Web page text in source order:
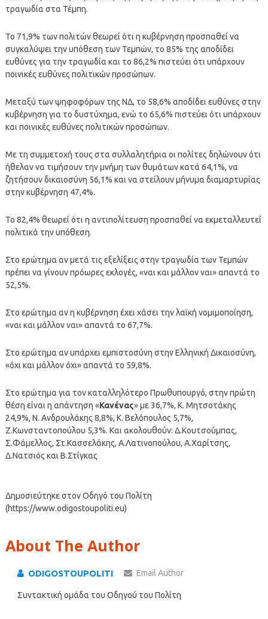
τραγωδία στα Τέμπη.
Το 71,9% των πολιτών θεωρεί ότι η κυβέρνηση προσπαθεί να
συγκαλύψει την υπόθεση των Τεμπών, το 85% της αποδίδει
ευθύνες για την τραγωδία και το 86,2% πιστεύει ότι υπάρχουν
ποινικές ευθύνες πολιτικών προσώπων.
Μεταξύ των ψηφοφόρων της ΝΔ, το 58,6% αποδίδει ευθύνες στην
κυβέρνηση για το δυστύχημα, ενώ το 65,6% πιστεύει ότι υπάρχουν
και ποινικές ευθύνες πολιτικών προσώπων.
Με τη συμμετοχή τους στα συλλαλητήρια οι πολίτες δηλώνουν ότι
ήθελαν να τιμήσουν την μνήμη των θυμάτων κατά 64,1%, να
ζητήσουν δικαιοσύνη 56,1% και να στείλουν μήνυμα διαμαρτυρίας
στην κυβέρνηση 47,4%.
Το 82,4% θεωρεί ότι η αντιπολίτευση προσπαθεί να εκμεταλλευτεί
πολιτικά την υπόθεση.
Στο ερώτημα αν μετά τις εξελίξεις στην τραγωδία των Τεμπών
πρέπει να γίνουν πρόωρες εκλογές, «ναι και μάλλον ναι» απαντά το
52,5%.
Στο ερώτημα αν η κυβέρνηση έχει χάσει την λαϊκή νομιμοποίηση,
«ναι και μάλλον ναι» απαντά το 67,7%.
Στο ερώτημα αν υπάρχει εμπιστοσύνη στην Ελληνική Δικαιοσύνη,
«όχι και μάλλον όχι» απαντά το 59,8%.
Στο ερώτημα για τον καταλληλότερο Πρωθυπουργό, στην πρώτη
θέση είναι η απάντηση «Κανένας» με 36,7%, Κ. Μητσοτάκης
24,9%, Ν. Ανδρουλάκης 8,8%, Κ. Βελόπουλος 5,7%,
Ζ.Κωνσταντοπούλου 5,3%. Και ακολουθούν: Δ.Κουτσούμπας,
Σ.Φάμελλος, Στ.Κασσελάκης, Α.Λατινοπούλου, Α.Χαρίτσης,
Δ.Νατσιός και Β.Στίγκας
Δημοσιεύτηκε στον Οδηγό του Πολίτη
(https://www.odigostoupoliti.eu)
About The Author
ODIGOSTOUPOLITI Email Author
Συντακτική ομάδα του Οδηγού του Πολίτη